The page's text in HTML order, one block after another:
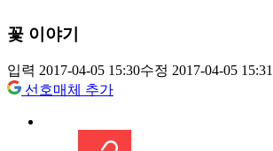
꽃 이야기
입력 2017-04-05 15:30수정 2017-04-05 15:31
선호매체 추가